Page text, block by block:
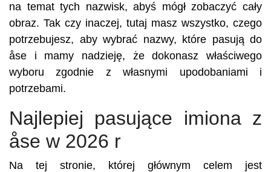
na temat tych nazwisk, abyś mógł zobaczyć cały
obraz. Tak czy inaczej, tutaj masz wszystko, czego
potrzebujesz, aby wybrać nazwy, które pasują do
åse i mamy nadzieję, że dokonasz właściwego
wyboru zgodnie z własnymi upodobaniami i
potrzebami.
Najlepiej pasujące imiona z
åse w 2026 r
Na tej stronie, której głównym celem jest